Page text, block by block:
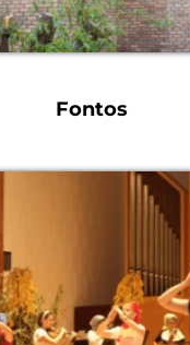
Fontos